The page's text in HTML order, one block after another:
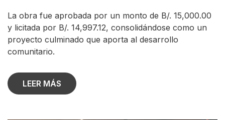
La obra fue aprobada por un monto de B/. 15,000.00
y licitada por B/. 14,997.12, consolidándose como un
proyecto culminado que aporta al desarrollo
comunitario.
LEER MÁS